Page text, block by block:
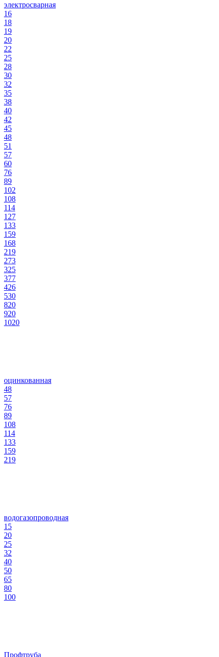
электросварная
16
18
19
20
22
25
28
30
32
35
38
40
42
45
48
51
57
60
76
89
102
108
114
127
133
159
168
219
273
325
377
426
530
820
920
1020
оцинкованная
48
57
76
89
108
114
133
159
219
водогазопроводная
15
20
25
32
40
50
65
80
100
Профтруба